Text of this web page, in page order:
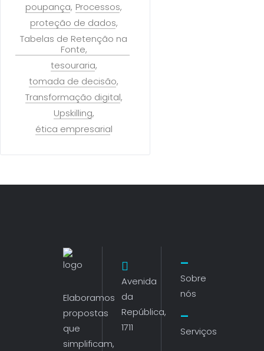
poupança Processos
proteção de dados
Tabelas de Retenção na
Fonte
tesouraria
tomada de decisão
Transformação digital
Upskilling
ética empresarial
Elaboramos
propostas
que
simplificam,
Avenida
da
República,
1711
Sobre
nós
Serviços